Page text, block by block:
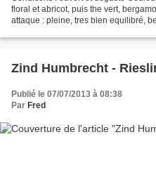
floral et abricot, puis the vert,
attaque : pleine, tres bien equilibré,
Zind Humbrecht -
Publié le 07/07/2013 à 08:38
Par Fred